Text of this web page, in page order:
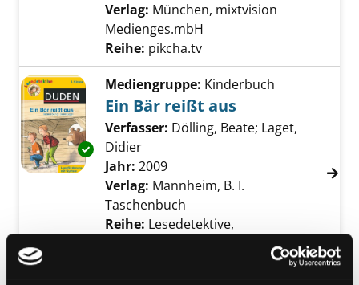
Verlag: München, mixtvision
Medienges.mbH
Reihe: pikcha.tv
Exemplar-Details von Ein Bär reißt aus
Mediengruppe: Kinderbuch
Ein Bär reißt aus
Verfasser: Dölling, Beate; Laget,
Didier
Jahr: 2009
Verlag: Mannheim, B. I.
Taschenbuch
Reihe: Lesedetektive,
Leseförderung mit System, Duden -